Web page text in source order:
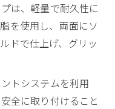
は、軽量で耐久性に
を使用し、両面にソ
ドで仕上げ、グリッ
トシステムを利用
全に取り付けること